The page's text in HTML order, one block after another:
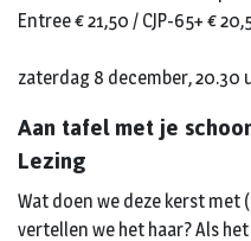
Entree € 21,50 / CJP-65+ €
zaterdag 8 december, 20.30
Aan tafel met je
Lezing
Wat doen we deze kerst met
vertellen we het haar? Als